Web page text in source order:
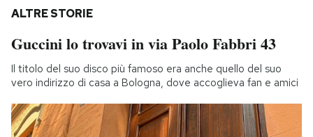
ALTRE STORIE
Guccini lo trovavi in via Paolo Fabbri 43
Il titolo del suo disco più famoso era anche quello del suo
vero indirizzo di casa a Bologna, dove accoglieva fan e amici